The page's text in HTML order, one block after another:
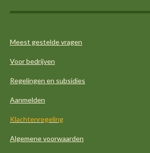
Meest gestelde vragen
Voor bedrijven
Regelingen en subsidies
Aanmelden
Klachtenregeling
Algemene voorwaarden